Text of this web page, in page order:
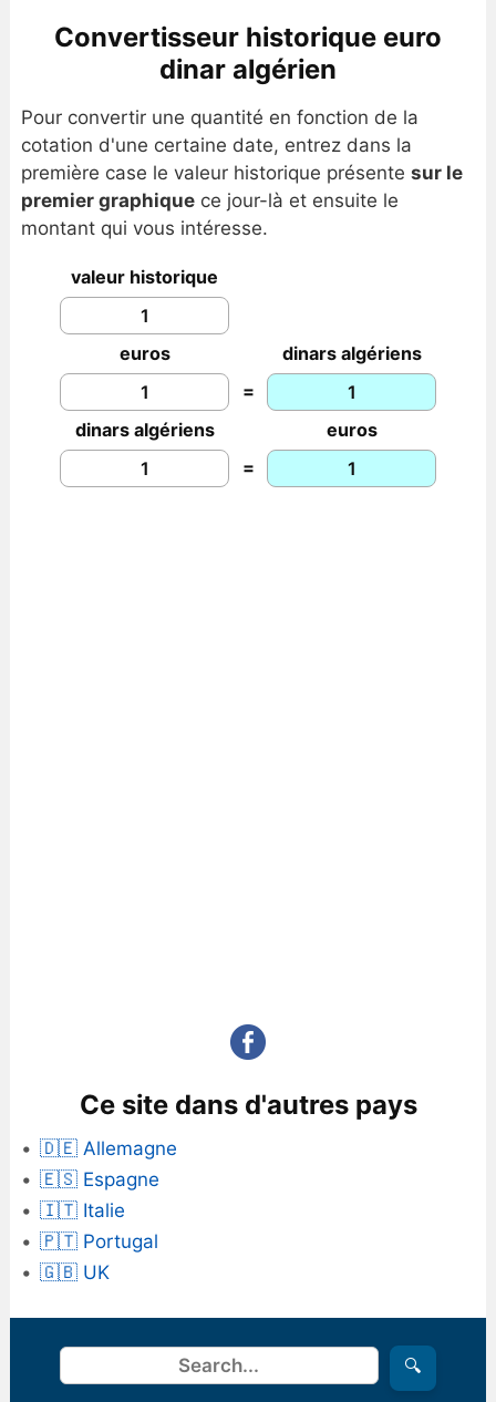
Convertisseur historique euro
dinar algérien
Pour convertir une quantité en fonction de la
cotation d'une certaine date, entrez dans la
première case le valeur historique présente sur le
premier graphiquece jour-là et ensuite le
montant qui vous intéresse.
valeur historique
euros
dinars algériens
=
dinars algériens
euros
=
Ce site dans d'autres pays
🇩🇪 Allemagne
🇪🇸 Espagne
🇮🇹 Italie
🇵🇹 Portugal
🇬🇧 UK
Rechercher 🔍